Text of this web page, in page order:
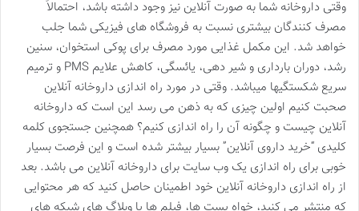
وقتی داروخانه شما به صورت آنلاین نیز وجود داشته باشد، احتمالاً
مصرف کنندگان بیشتری نسبت به فروشگاه های فیزیکی شما جلب
خواهد شد. این مکمل غذایی مورد مصرف برای پوکی استخوان، سنین
رشد، دوران بارداری و شیر دهی، یائسگی، کاهش علایم PMS و ترمیم
سریع شکستگیها میباشد. وقتی در مورد راه اندازی داروخانه آنلاین
صحبت کنیم اولین چیزی که به ذهن می رسد این است که داروخانه
آنلاین چیست و چگونه آن را راه اندازی کنیم؟ همچنین جستجوی کلمه
کلیدی “خرید داروی آنلاین” بسیار بیشتر شده است و این فرصت بسیار
خوبی برای راه اندازی یک وب سایت برای داروخانه آنلاین می باشد. بعد
از راه اندازی داروخانه آنلاین خود اطمینان حاصل کنید که هر محتوایی